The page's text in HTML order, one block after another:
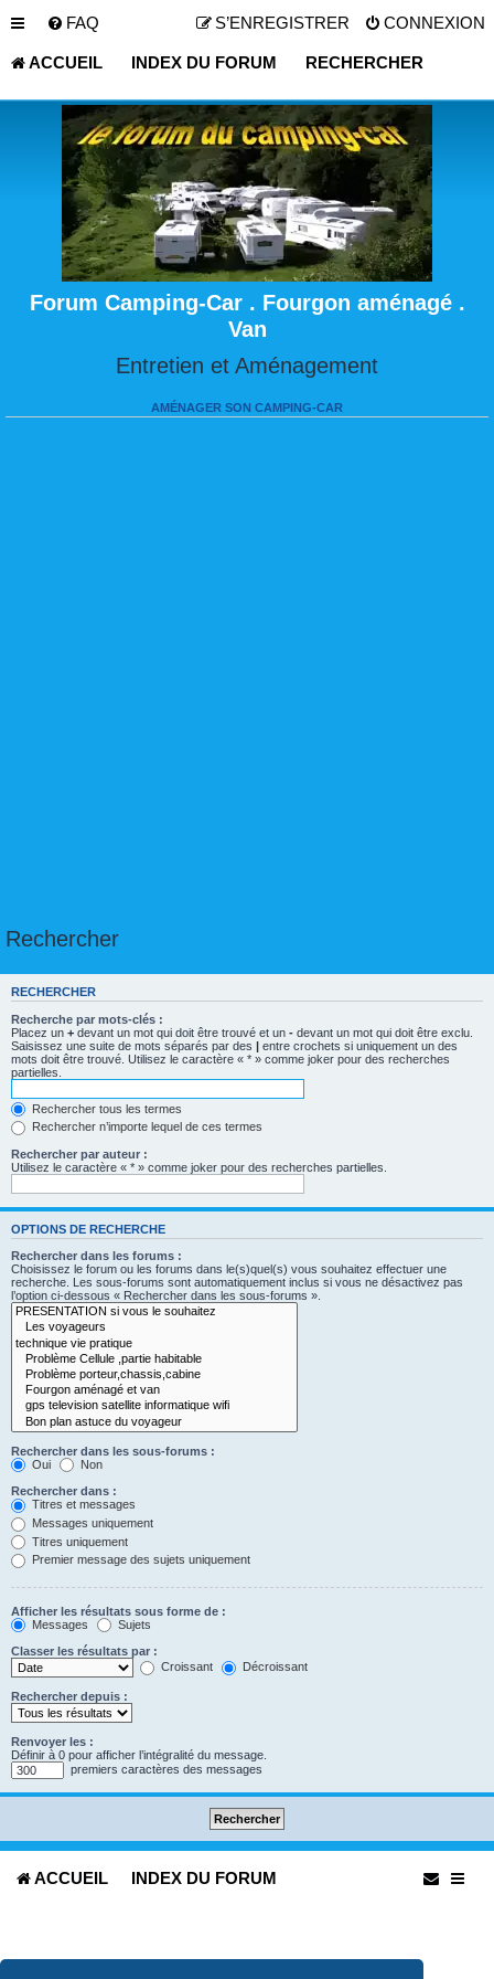
FAQ CONNEXION
S’ENREGISTRER
ACCUEIL INDEX DU FORUM RECHERCHER
Forum Camping-Car . Fourgon aménagé .
Van
Entretien et Aménagement
AMÉNAGER SON CAMPING-CAR
Rechercher
RECHERCHER
Recherche par mots-clés :
Placez un + devant un mot qui doit être trouvé et un - devant un mot qui doit être exclu.
Saisissez une suite de mots séparés par des | entre crochets si uniquement un des
mots doit être trouvé. Utilisez le caractère « * » comme joker pour des recherches
partielles.
Rechercher tous les termes
Rechercher n’importe lequel de ces termes
Rechercher par auteur :
Utilisez le caractère « * » comme joker pour des recherches partielles.
OPTIONS DE RECHERCHE
Rechercher dans les forums :
Choisissez le forum ou les forums dans le(s)quel(s) vous souhaitez effectuer une
recherche. Les sous-forums sont automatiquement inclus si vous ne désactivez pas
l’option ci-dessous « Rechercher dans les sous-forums ».
Rechercher dans les sous-forums :
Oui
Non
Rechercher dans :
Titres et messages
Messages uniquement
Titres uniquement
Premier message des sujets uniquement
Afficher les résultats sous forme de :
Messages
Sujets
Classer les résultats par :
Croissant
Décroissant
Rechercher depuis :
Renvoyer les :
Définir à 0 pour afficher l’intégralité du message.
premiers caractères des messages
ACCUEIL INDEX DU FORUM